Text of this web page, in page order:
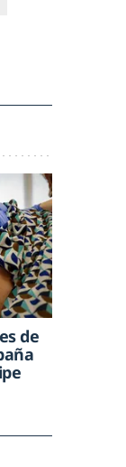
de